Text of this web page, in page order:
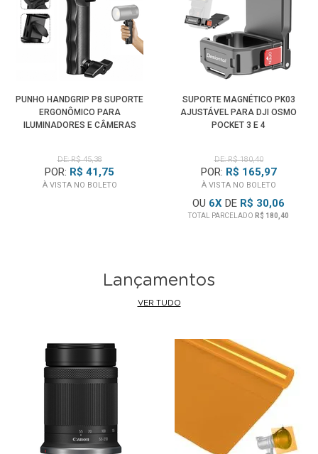
PUNHO HANDGRIP P8 SUPORTE
ERGONÔMICO PARA
ILUMINADORES E CÂMERAS
DE: R$ 45,38
POR: R$ 41,75
À VISTA NO BOLETO
SUPORTE MAGNÉTICO PK03
AJUSTÁVEL PARA DJI OSMO
POCKET 3 E 4
DE: R$ 180,40
POR: R$ 165,97
À VISTA NO BOLETO
OU 6X DE R$ 30,06
TOTAL PARCELADO R$ 180,40
Lançamentos
VER TUDO